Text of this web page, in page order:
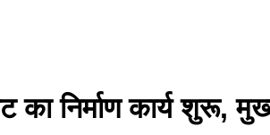
निर्माण कार्य शुरू,